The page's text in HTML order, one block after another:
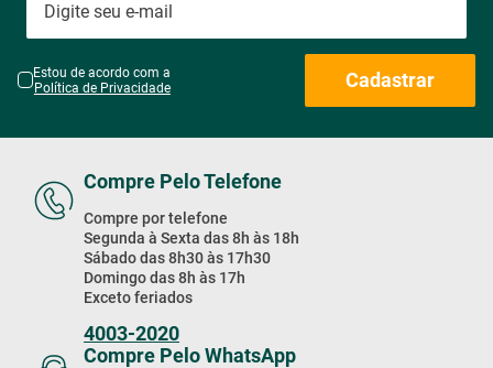
Estou de acordo com a
Política de Privacidade
Cadastrar
Compre Pelo Telefone
Compre por telefone
Segunda à Sexta das 8h às 18h
Sábado das 8h30 às 17h30
Domingo das 8h às 17h
Exceto feriados
4003-2020
Compre Pelo WhatsApp